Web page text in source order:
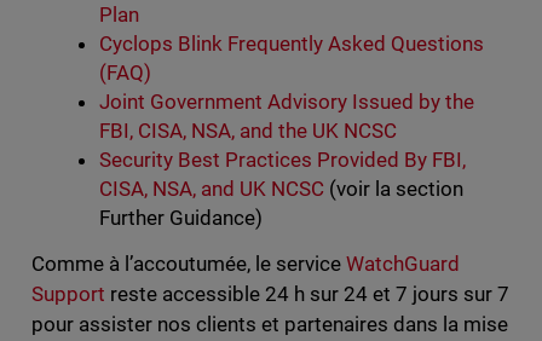
Plan
Cyclops Blink Frequently Asked Questions
(FAQ)
Joint Government Advisory Issued by the
FBI, CISA, NSA, and the UK NCSC
Security Best Practices Provided By FBI,
CISA, NSA, and UK NCSC (voir la section
Further Guidance)
Comme à l’accoutumée, le serviceWatchGuard
Support reste accessible 24 h sur 24 et 7 jours sur 7
pour assister nos clients et partenaires dans la mise